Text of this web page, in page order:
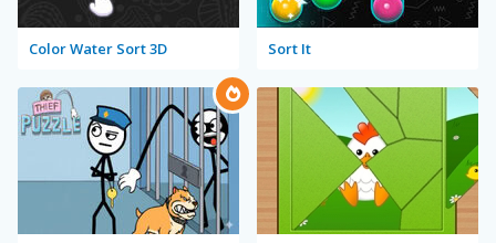
Color Water Sort 3D Sort It